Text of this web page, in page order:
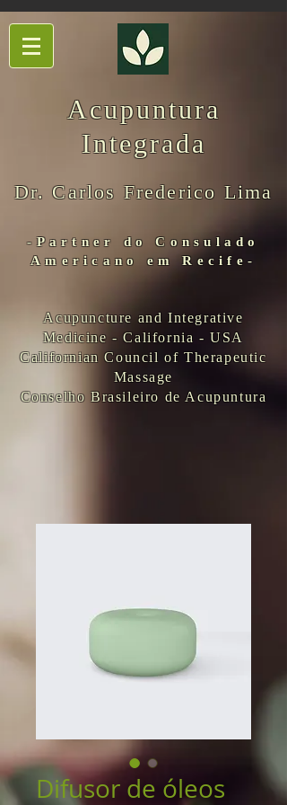
Acupuntura
Integrada
Dr. Carlos Frederico Lima
-Partner do Consulado
Americano em Recife-
Acupuncture and Integrative
Medicine - California - USA
Californian Council of Therapeutic
Massage
Conselho Brasileiro de Acupuntura
Difusor de óleos